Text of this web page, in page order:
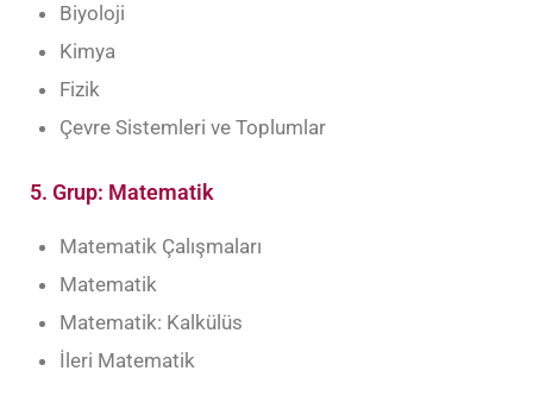
Biyoloji
Kimya
Fizik
Çevre Sistemleri ve Toplumlar
5. Grup: Matematik
Matematik Çalışmaları
Matematik
Matematik: Kalkülüs
İleri Matematik